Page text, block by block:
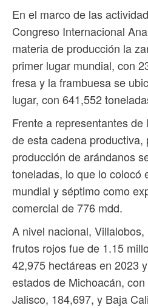
En el marco de las
Congreso Internacional
materia de producción la
primer lugar mundial, con
fresa y la frambuesa se
lugar, con 641,552
Frente a representantes
de esta cadena
producción de arándanos
toneladas, lo que lo colocó
mundial y séptimo como
comercial de 776 mdd.
A nivel nacional,
frutos rojos fue de 1.15
42,975 hectáreas en 2023
estados de Michoacán,
Jalisco, 184,697, y Baja